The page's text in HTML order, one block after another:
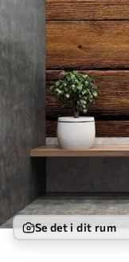
Se det i dit rum